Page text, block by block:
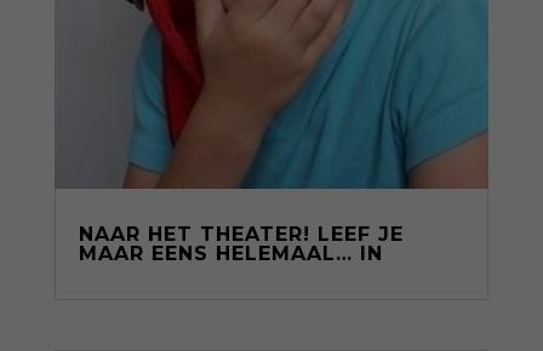
NAAR HET THEATER! LEEF JE
MAAR EENS HELEMAAL… IN